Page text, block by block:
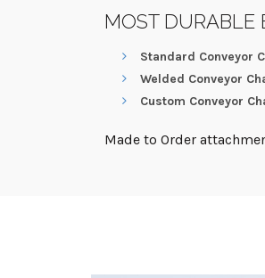
MOST DURABLE
Standard Conveyor
Welded Conveyor
Custom Conveyor
Made to Order